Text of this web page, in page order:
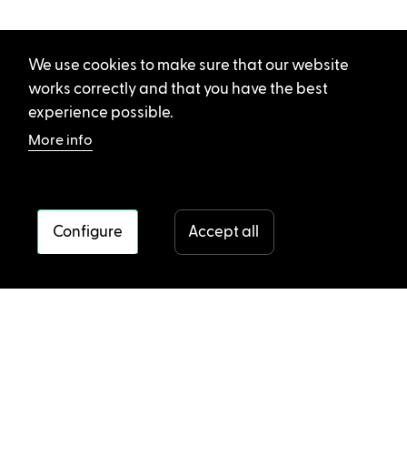
We use cookies to make sure that our website
works correctly and that you have the best
experience possible.
More info
Configure Accept all